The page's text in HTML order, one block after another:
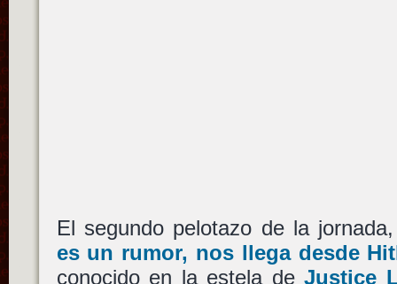
El segundo pelotazo de la
es un rumor, nos llega desde
conocido en la estela deJustice